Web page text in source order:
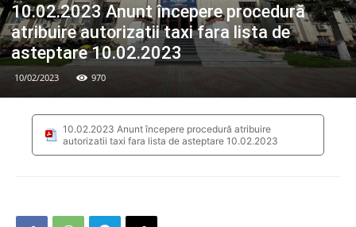
10.02.2023 Anunt începere procedură
atribuire autorizatii taxi fara lista de
asteptare 10.02.2023
10/02/2023 970
10.02.2023 Anunt începere procedură atribuire
autorizatii taxi fara lista de asteptare 10.02.2023